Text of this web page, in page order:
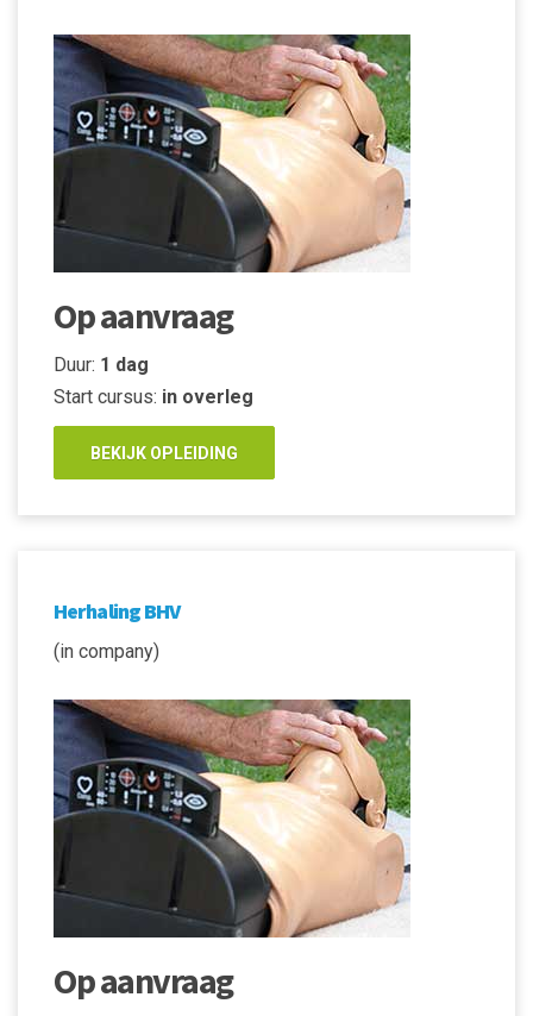
Op aanvraag
Duur: 1 dag
Start cursus: in overleg
BEKIJK OPLEIDING
Herhaling BHV
(in company)
Op aanvraag